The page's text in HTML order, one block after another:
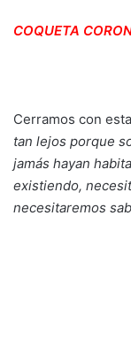
COQUETA
Cerramos con
tan lejos porque
jamás hayan
existiendo,
necesitaremos